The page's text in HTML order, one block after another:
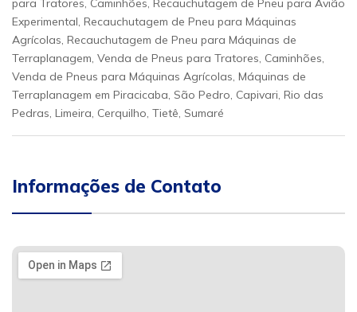
para Tratores, Caminhões, Recauchutagem de Pneu para Avião
Experimental, Recauchutagem de Pneu para Máquinas
Agrícolas, Recauchutagem de Pneu para Máquinas de
Terraplanagem, Venda de Pneus para Tratores, Caminhões,
Venda de Pneus para Máquinas Agrícolas, Máquinas de
Terraplanagem em Piracicaba, São Pedro, Capivari, Rio das
Pedras, Limeira, Cerquilho, Tietê, Sumaré
Informações de Contato